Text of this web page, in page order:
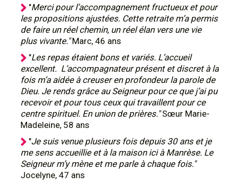
"Merci pour l’accompagnement fructueux et pour
les propositions ajustées. Cette retraite m’a permis
de faire un réel chemin, un réel élan vers une vie
plus vivante."Marc, 46 ans
"Les repas étaient bons et variés. L’accueil
excellent. L’accompagnateur présent et discret à la
fois m’a aidée à creuser en profondeur la parole de
Dieu. Je rends grâce au Seigneur pour ce que j’ai pu
recevoir et pour tous ceux qui travaillent pour ce
centre spirituel. En union de prières."Sœur Marie-
Madeleine, 58 ans
"Je suis venue plusieurs fois depuis 30 ans et je
me sens accueillie et à la maison ici à Manrèse. Le
Seigneur m’y mène et me parle à chaque fois."
Jocelyne, 47 ans